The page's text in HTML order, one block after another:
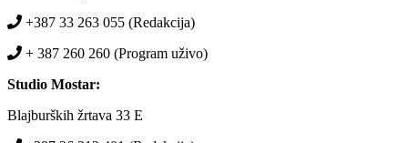
+387 33 263 055 (Redakcija)
+ 387 260 260 (Program uživo)
Studio Mostar:
Blajburških žrtava 33 E